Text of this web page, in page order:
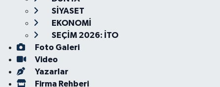
SİYASET
EKONOMİ
SEÇİM 2026: İTO
Foto Galeri
Video
Yazarlar
Firma Rehberi